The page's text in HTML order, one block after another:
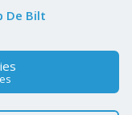
De Bilt